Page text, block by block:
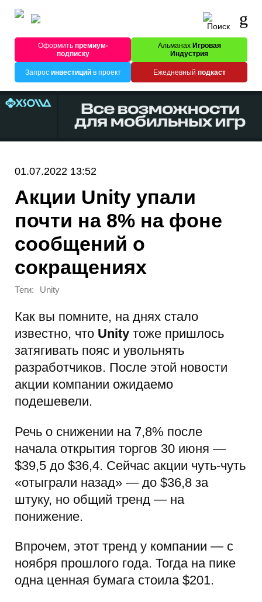
Оформитьпремиум-
подписку
Альманах Игровая
Индустрия
Запрос инвестицийв проект Ежедневный подкаст
01.07.2022 13:52
Акции Unity упали
почти на 8% на фоне
сообщений о
сокращениях
Теги: Unity
Как вы помните, на днях стало
известно, что Unity тоже пришлось
затягивать пояс и увольнять
разработчиков. После этой новости
акции компании ожидаемо
подешевели.
Речь о снижении на 7,8% после
начала открытия торгов 30 июня —
$39,5 до $36,4. Сейчас акции чуть-чуть
«отыграли назад» — до $36,8 за
штуку, но общий тренд — на
понижение.
Впрочем, этот тренд у компании — с
ноября прошлого года. Тогда на пике
одна ценная бумага стоила $201.